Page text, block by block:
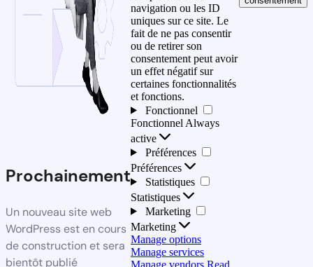
Prochainement
Un nouveau site web
WordPress est en cours
de construction et sera
bientôt publié
navigation ou les ID
uniques sur ce site. Le
fait de ne pas consentir
ou de retirer son
consentement peut avoir
un effet négatif sur
certaines fonctionnalités
et fonctions.
Fonctionnel
Fonctionnel Always
active
Préférences
Préférences
Statistiques
Statistiques
Marketing
Marketing
Manage options
Manage services
Manage vendors Read